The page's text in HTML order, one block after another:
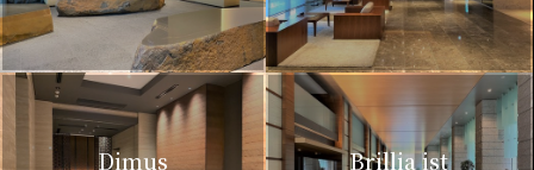
Dimus Brillia ist